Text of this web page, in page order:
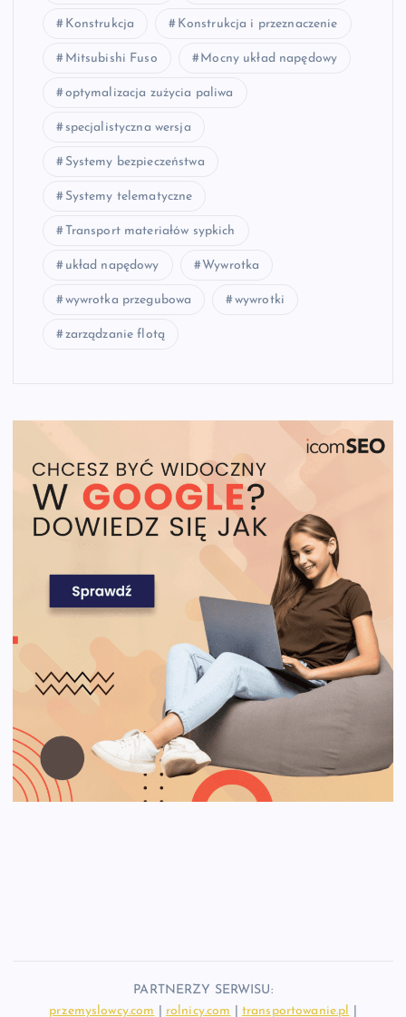
Konstrukcja Konstrukcja i przeznaczenie
Mitsubishi Fuso Mocny układ napędowy
optymalizacja zużycia paliwa
specjalistyczna wersja
Systemy bezpieczeństwa
Systemy telematyczne
Transport materiałów sypkich
układ napędowy Wywrotka
wywrotka przegubowa wywrotki
zarządzanie flotą
PARTNERZY SERWISU:
przemyslowcy.com
rolnicy.com transportowanie.pl